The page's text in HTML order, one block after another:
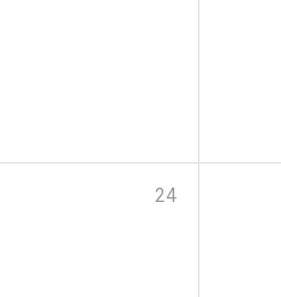
24